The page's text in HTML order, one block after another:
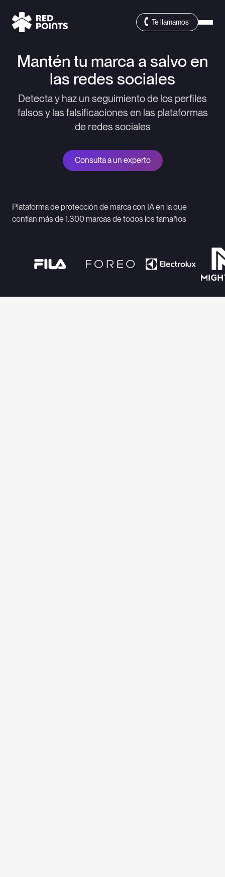
Te llamamos
Mantén tu marca a salvo en
las redes sociales
Detecta y haz un seguimiento de los perfiles
falsos y las falsificaciones en las plataformas
de redes sociales
Consulta a un experto
Plataforma de protección de marca con IA en la que
confían más de 1.300 marcas de todos los tamaños